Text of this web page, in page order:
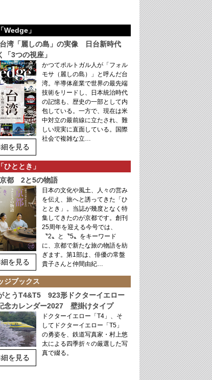
Wedge」
湾「麗しの島」の実像 日台新時代
「3つの視座」
を見る
かつてポルトガル人が「フォル
モサ（麗しの島）」と呼んだ台
湾。半導体産業で世界の最先端
技術をリードし、日本統治時代
の記憶も、歴史の一部として内
包している。一方で、現在は米
中対立の最前線に立たされ、難
しい現実に直面している。国際
社会で複雑な立…
ひととき」
都 2と5の物語
を見る
日本の文化や風土、人々の営み
を伝え、旅へと誘ってきた「ひ
ととき」。当誌が幾度となく特
集してきたのが京都です。創刊
25周年を迎える今号では、
〝2〟と〝5〟をキーワード
に、京都で新たな旅の物語を紡
ぎます。第1部は、俳優の常盤
貴子さんと仲間由紀…
ジブックス
とうT4&T5 923形ドクターイエロー
念カレンダー2027 壁掛けタイプ
を見る
ドクターイエロー「T4」、そ
してドクターイエロー「T5」
の勇姿を、鉄道写真家・村上悠
太による四季折々の厳選した写
真で綴る。